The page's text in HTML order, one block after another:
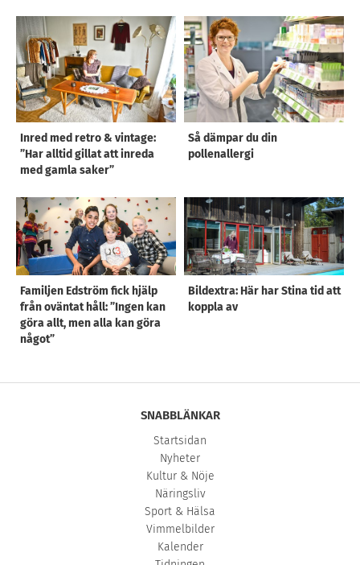
Inred med retro & vintage:
”Har alltid gillat att inreda
med gamla saker”
Så dämpar du din
pollenallergi
Familjen Edström fick hjälp
från oväntat håll: ”Ingen kan
göra allt, men alla kan göra
något”
Bildextra: Här har Stina tid att
koppla av
SNABBLÄNKAR
Startsidan
Nyheter
Kultur & Nöje
Näringsliv
Sport & Hälsa
Vimmelbilder
Kalender